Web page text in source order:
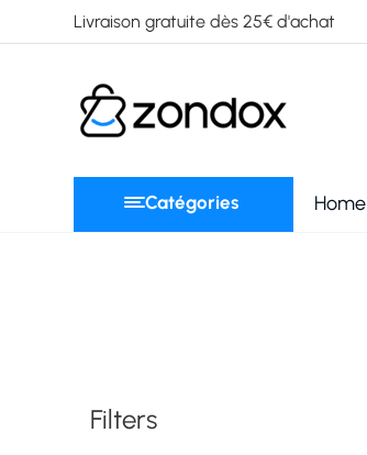
Livraison gratuite dès 25€ d'achat
Catégories Home
Filters